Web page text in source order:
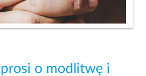
prosi o modlitwę i